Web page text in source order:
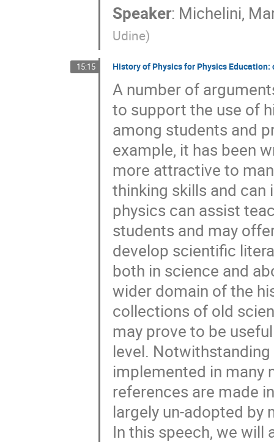
Speaker: Michelini,
Udine)
15:15 History of Physics for Physics
A number of
to support the use of
among students and
example, it has been
more attractive to
thinking skills and
physics can assist
students and may
develop scientific
both in science and
wider domain of the
collections of old
may prove to be
level.
implemented in many
references are made
largely un-adopted by
In this speech, we will